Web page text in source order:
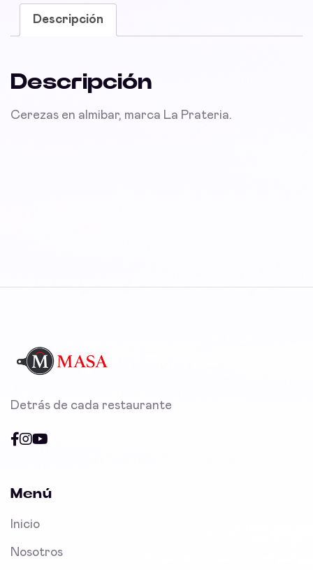
Descripción
Descripción
Cerezas en almibar, marca La Prateria.
Detrás de cada restaurante
Menú
Inicio
Nosotros